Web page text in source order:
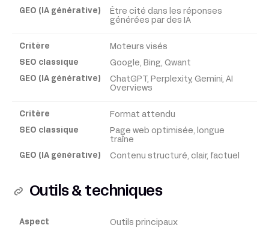
SEO
(IA
générative)
Être cité dans les réponses
générées par des IA
Moteurs visés
Google, Bing, Qwant
ChatGPT, Perplexity, Gemini, AI
Overviews
Format attendu
Page web optimisée, longue
traîne
Contenu structuré, clair, factuel
Outils & techniques
Aspect Outils principaux